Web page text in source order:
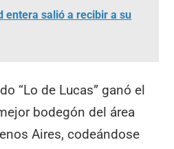
entera salió a recibir a su
“Lo de Lucas” ganó el
bodegón del área
Aires, codeándose